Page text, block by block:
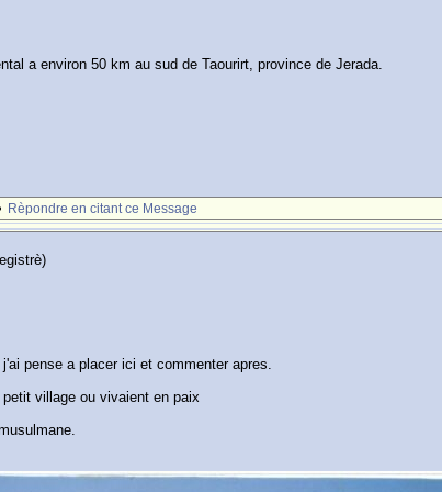
a environ 50 km au sud de Taourirt, province de Jerada.
Rèpondre en citant ce Message
pense a placer ici et commenter apres.
village ou vivaient en paix